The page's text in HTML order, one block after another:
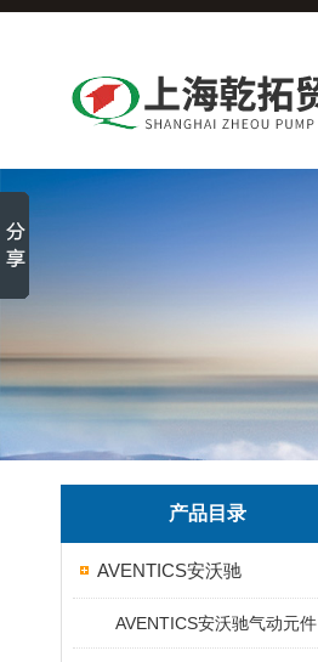
产品目录
AVENTICS安沃驰
AVENTICS安沃驰气动元件